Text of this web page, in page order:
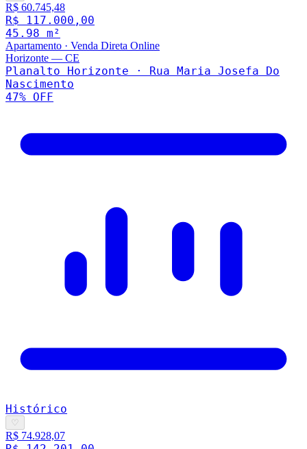
R$ 60.745,48
R$ 117.000,00
45.98 m²
Apartamento · Venda Direta Online
Horizonte — CE
Planalto Horizonte · Rua Maria Josefa Do
Nascimento
47% OFF
Histórico
♡
R$ 74.928,07